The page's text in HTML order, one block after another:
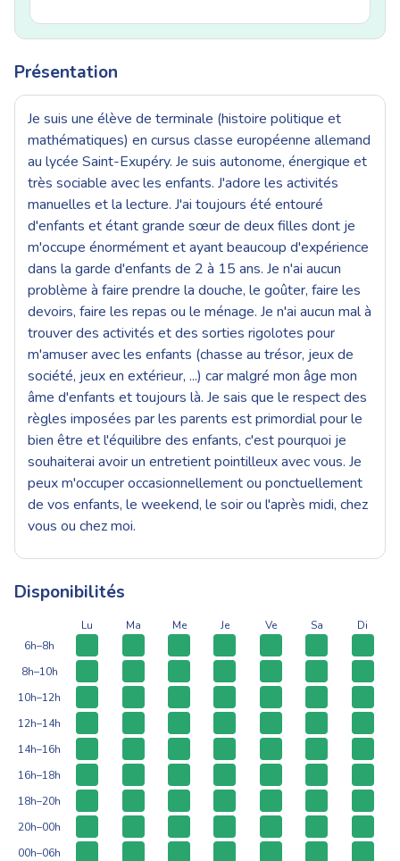
Présentation
Je suis une élève de terminale (histoire politique et
mathématiques) en cursus classe européenne allemand
au lycée Saint-Exupéry. Je suis autonome, énergique et
très sociable avec les enfants. J'adore les activités
manuelles et la lecture. J'ai toujours été entouré
d'enfants et étant grande sœur de deux filles dont je
m'occupe énormément et ayant beaucoup d'expérience
dans la garde d'enfants de 2 à 15 ans. Je n'ai aucun
problème à faire prendre la douche, le goûter, faire les
devoirs, faire les repas ou le ménage. Je n'ai aucun mal à
trouver des activités et des sorties rigolotes pour
m'amuser avec les enfants (chasse au trésor, jeux de
société, jeux en extérieur, ...) car malgré mon âge mon
âme d'enfants et toujours là. Je sais que le respect des
règles imposées par les parents est primordial pour le
bien être et l'équilibre des enfants, c'est pourquoi je
souhaiterai avoir un entretient pointilleux avec vous. Je
peux m'occuper occasionnellement ou ponctuellement
de vos enfants, le weekend, le soir ou l'après midi, chez
vous ou chez moi.
Disponibilités
Lu Ma Me Je Ve Sa
Di
6h–8h
8h–10h
10h–12h
12h–14h
14h–16h
16h–18h
18h–20h
20h–00h
00h–06h